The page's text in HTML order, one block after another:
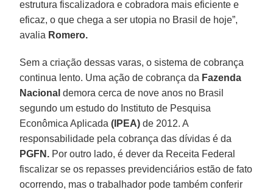
estrutura fiscalizadora e cobradora mais eficiente e
eficaz, o que chega a ser utopia no Brasil de hoje”,
avalia Romero.
Sem a criação dessas varas, o sistema de cobrança
continua lento. Uma ação de cobrança da Fazenda
Nacional demora cerca de nove anos no Brasil
segundo um estudo do Instituto de Pesquisa
Econômica Aplicada(IPEA) de 2012. A
responsabilidade pela cobrança das dívidas é da
PGFN. Por outro lado, é dever da Receita Federal
fiscalizar se os repasses previdenciários estão de fato
ocorrendo, mas o trabalhador pode também conferir